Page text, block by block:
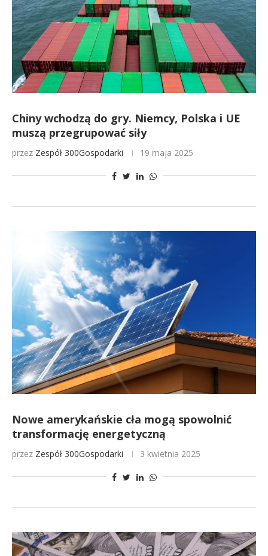
Chiny wchodzą do gry. Niemcy, Polska i UE
muszą przegrupować siły
przez Zespół 300Gospodarki 19 maja 2025
Nowe amerykańskie cła mogą spowolnić
transformację energetyczną
przez Zespół 300Gospodarki 3 kwietnia 2025